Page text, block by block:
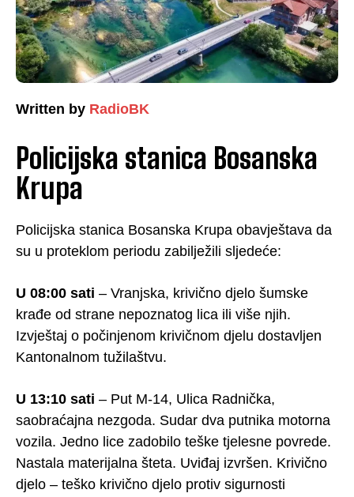
Written by RadioBK
Policijska stanica Bosanska
Krupa
Policijska stanica Bosanska Krupa obavještava da
su u proteklom periodu zabilježili sljedeće:
U 08:00 sati – Vranjska, krivično djelo šumske
krađe od strane nepoznatog lica ili više njih.
Izvještaj o počinjenom krivičnom djelu dostavljen
Kantonalnom tužilaštvu.
U 13:10 sati – Put M-14, Ulica Radnička,
saobraćajna nezgoda. Sudar dva putnika motorna
vozila. Jedno lice zadobilo teške tjelesne povrede.
Nastala materijalna šteta. Uviđaj izvršen. Krivično
djelo – teško krivično djelo protiv sigurnosti